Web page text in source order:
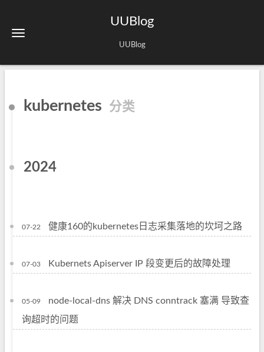
UUBlog
UUBlog
kubernetes 分类
2024
07-22 健康160的kubernetes日志采集落地的坎坷之路
07-03 Kubernets Apiserver IP 段变更后的故障处理
05-09
node-local-dns 解决 DNS conntrack 塞满 导致查
询超时的问题